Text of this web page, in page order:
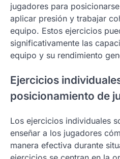
jugadores para
aplicar presión y trabajar
equipo. Estos ejercicios
significativamente las
equipo y su rendimiento
Ejercicios
posicionamiento de
Los ejercicios individuales
enseñar a los jugadores
manera efectiva durante